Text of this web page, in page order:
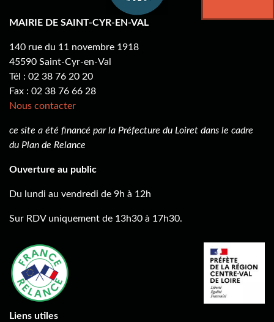
MAIRIE DE SAINT-CYR-EN-VAL
140 rue du 11 novembre 1918
45590 Saint-Cyr-en-Val
Tél : 02 38 76 20 20
Fax : 02 38 76 66 28
Nous contacter
ce site a été financé par la Préfecture du Loiret dans le cadre
du Plan de Relance
Ouverture au public
Du lundi au vendredi de 9h à 12h
Sur RDV uniquement de 13h30 à 17h30.
Liens utiles